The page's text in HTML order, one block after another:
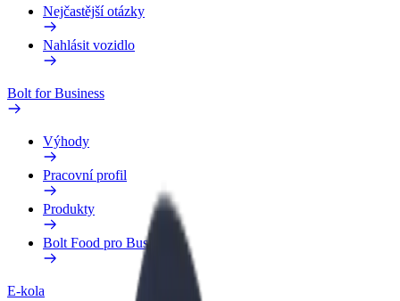
Nejčastější otázky
Nahlásit vozidlo
Bolt for Business
Výhody
Pracovní profil
Produkty
Bolt Food pro Business
E-kola